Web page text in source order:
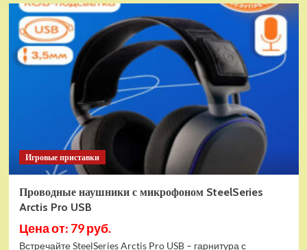
(EU)
Конструктор
LEGO
Star
Wars
Истребитель
и
гибрид
X-
Wing
(75393)
Игровые приставки
Проводные наушники с микрофоном SteelSeries
Arctis Pro USB
Цена от: 79 руб.
Встречайте SteelSeries Arctis Pro USB – гарнитура с